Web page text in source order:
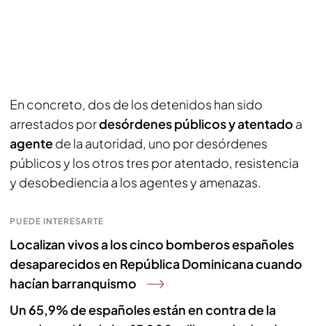
En concreto, dos de los detenidos han sido
arrestados pordesórdenes públicos y atentado a
agentede la autoridad, uno por desórdenes
públicos y los otros tres por atentado, resistencia
y desobediencia a los agentes y amenazas.
PUEDE INTERESARTE
Localizan vivos a los cinco bomberos españoles
desaparecidos en República Dominicana cuando
hacían barranquismo
Un 65,9% de españoles están en contra de la